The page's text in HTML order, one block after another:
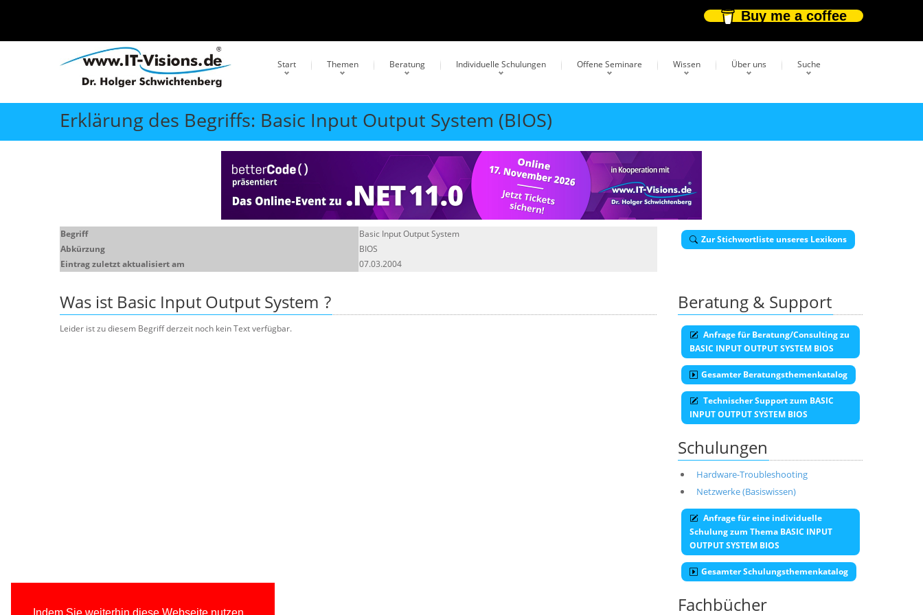
Buy me a coffee
Start Themen Beratung Individuelle Schulungen Offene Seminare Wissen Über uns Suche
Erklärung des Begriffs: Basic Input Output System (BIOS)
Begriff
Basic Input Output System
Abkürzung
BIOS
Eintrag zuletzt aktualisiert am
07.03.2004
Zur Stichwortliste unseres Lexikons
Was ist Basic Input Output System ?
Leider ist zu diesem Begriff derzeit noch kein Text verfügbar.
Beratung & Support
Anfrage für Beratung/Consulting zu
BASIC INPUT OUTPUT SYSTEM BIOS
Gesamter Beratungsthemenkatalog
Technischer Support zum BASIC
INPUT OUTPUT SYSTEM BIOS
Schulungen
Hardware-Troubleshooting
Netzwerke (Basiswissen)
Anfrage für eine individuelle
Schulung zum Thema BASIC INPUT
OUTPUT SYSTEM BIOS
Gesamter Schulungsthemenkatalog
Fachbücher